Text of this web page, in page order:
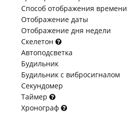
Способ отображения времени
Отображение даты
Отображение дня недели
Скелетон
Автоподсветка
Будильник
Будильник с вибросигналом
Секундомер
Таймер
Хронограф